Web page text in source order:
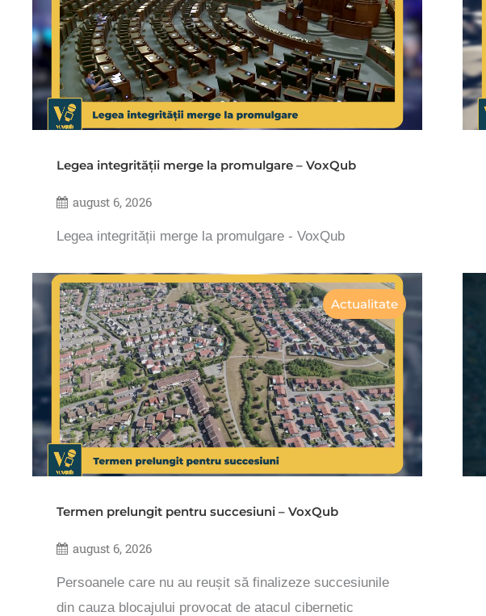
Legea integrității merge la promulgare – VoxQub
august 6, 2026
Legea integrității merge la promulgare - VoxQub
Actualitate
Termen prelungit pentru succesiuni – VoxQub
august 6, 2026
Persoanele care nu au reușit să finalizeze succesiunile
din cauza blocajului provocat de atacul cibernetic